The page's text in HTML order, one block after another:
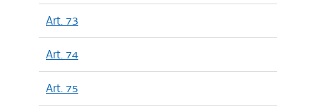
Art. 73
Art. 74
Art. 75